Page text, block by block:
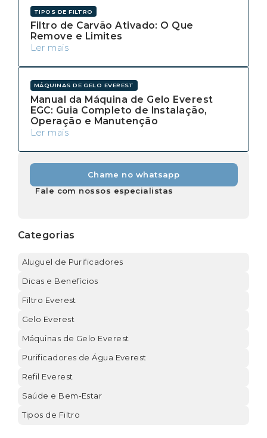
Fale com nossos especialistas
Chame no whatsapp
Categorias
Aluguel de Purificadores
Dicas e Benefícios
Filtro Everest
Gelo Everest
Máquinas de Gelo Everest
Purificadores de Água Everest
Refil Everest
Saúde e Bem-Estar
Tipos de Filtro
TIPOS DE FILTRO
Filtro de Carvão Ativado: O Que
Remove e Limites
Ler mais
MÁQUINAS DE GELO EVEREST
Manual da Máquina de Gelo Everest
EGC: Guia Completo de Instalação,
Operação e Manutenção
Ler mais